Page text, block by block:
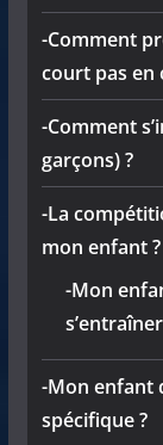
-Comment
court pas en
-Comment
garçons) ?
-La
mon enfant ?
-Mon
-Mon enfant
spécifique ?